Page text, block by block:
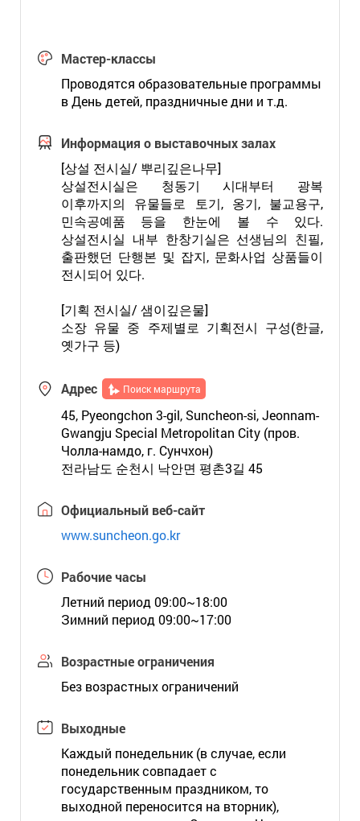
Мастер-классы
Проводятся образовательные программы
в День детей, праздничные дни и т.д.
Информация о выставочных залах
[상설 전시실/ 뿌리깊은나무]
상설전시실은 청동기 시대부터 광복
이후까지의 유물들로 토기, 옹기, 불교용구,
민속공예품 등을 한눈에 볼 수 있다.
상설전시실 내부 한창기실은 선생님의 친필,
출판했던 단행본 및 잡지, 문화사업 상품들이
전시되어 있다.
[기획 전시실/ 샘이깊은물]
소장 유물 중 주제별로 기획전시 구성(한글,
옛가구 등)
Адрес Поиск маршрута
45, Pyeongchon 3-gil, Suncheon-si, Jeonnam-
Gwangju Special Metropolitan City (пров.
Чолла-намдо, г. Сунчхон)
전라남도 순천시 낙안면 평촌3길 45
Официальный веб-сайт
www.suncheon.go.kr
Рабочие часы
Летний период 09:00~18:00
Зимний период 09:00~17:00
Возрастные ограничения
Без возрастных ограничений
Выходные
Каждый понедельник (в случае, если
понедельник совпадает с
государственным праздником, то
выходной переносится на вторник),